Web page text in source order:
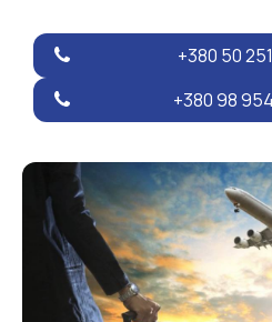
+380 50
+380 98